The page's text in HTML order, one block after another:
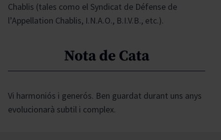
Chablis (tales como el Syndicat de Défense de
l’Appellation Chablis, I.N.A.O., B.I.V.B., etc.).
Nota de Cata
Vi harmoniós i generós. Ben guardat durant uns anys
evolucionarà subtil i complex.